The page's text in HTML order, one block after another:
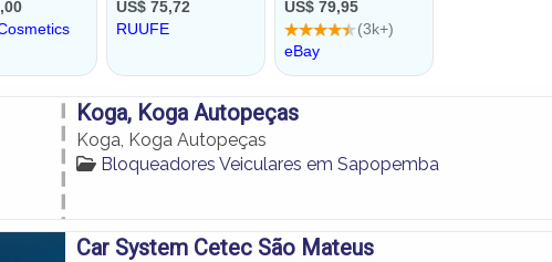
Koga, Koga Autopeças
Koga, Koga Autopeças
Bloqueadores Veiculares em Sapopemba
Car System Cetec São Mateus